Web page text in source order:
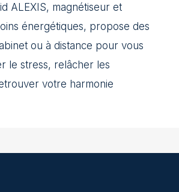
ALEXIS, magnétiseur et
énergétiques, propose des
ou à distance pour vous
le stress, relâcher les
votre harmonie